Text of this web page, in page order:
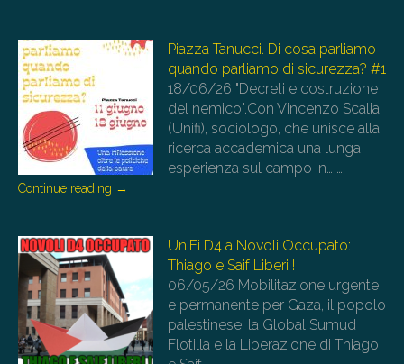
Piazza Tanucci. Di cosa parliamo
quando parliamo di sicurezza? #1
18/06/26 "Decreti e costruzione
del nemico".Con Vincenzo Scalia
(Unifi), sociologo, che unisce alla
ricerca accademica una lunga
esperienza sul campo in… …
Continue reading →
UniFi D4 a Novoli Occupato:
Thiago e Saif Liberi !
06/05/26 Mobilitazione urgente
e permanente per Gaza, il popolo
palestinese, la Global Sumud
Flotilla e la Liberazione di Thiago